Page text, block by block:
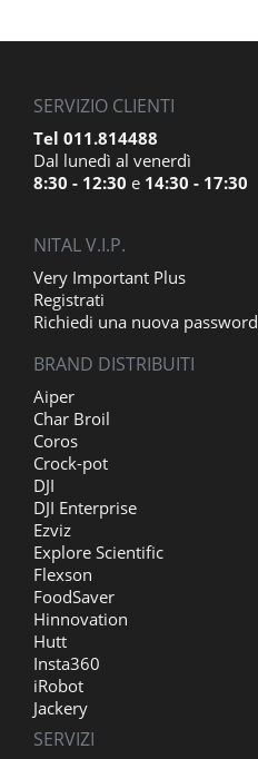
SERVIZIO CLIENTI
Tel 011.814488
Dal lunedì al venerdì
8:30 - 12:30 e 14:30 - 17:30
NITAL V.I.P.
Very Important Plus
Registrati
Richiedi una nuova password
BRAND DISTRIBUITI
Aiper
Char Broil
Coros
Crock-pot
DJI
DJI Enterprise
Ezviz
Explore Scientific
Flexson
FoodSaver
Hinnovation
Hutt
Insta360
iRobot
Jackery
SERVIZI